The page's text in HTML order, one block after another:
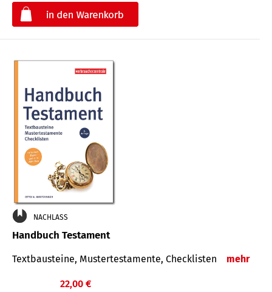
NACHLASS
Handbuch Testament
Textbausteine, Mustertestamente, Checklisten mehr
22,00 €